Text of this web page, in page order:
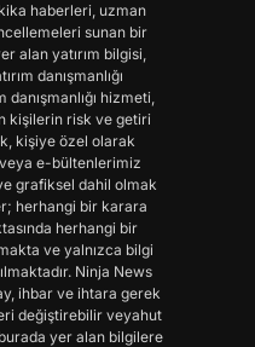
haberleri, uzman
sunan bir
alan yatırım bilgisi,
danışmanlığı
danışmanlığı hizmeti,
kişilerin risk ve getiri
kişiye özel olarak
e-bültenlerimiz
grafiksel dahil olmak
herhangi bir karara
herhangi bir
ve yalnızca bilgi
Ninja News
ihbar ve ihtara gerek
değiştirebilir veyahut
yer alan bilgilere